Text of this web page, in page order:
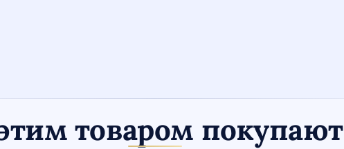
товаром покупают